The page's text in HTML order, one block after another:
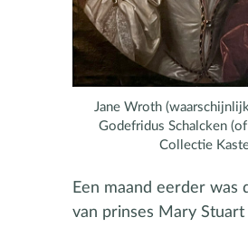
Jane Wroth
Godefridus Schalcken
Collectie
Een maand eerder was
van prinses Mary Stuart